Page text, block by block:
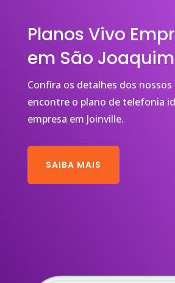
Planos Vivo
em São Joaquim
Confira os detalhes dos nossos
encontre o plano de telefonia
empresa em Joinville.
SAIBA MAIS